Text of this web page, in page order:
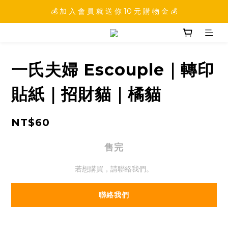
💰 加 入 會 員 就 送 你 10 元 購 物 金 💰
💰 加 入 會 員 就 送 你 10 元 購 物 金 💰
💰 填 寫 完 整 會 員 資 訊 再 送 點 數 22222 點 💰
一氏夫婦 Escouple｜轉印
貼紙｜招財貓｜橘貓
NT$60
售完
若想購買，請聯絡我們。
聯絡我們